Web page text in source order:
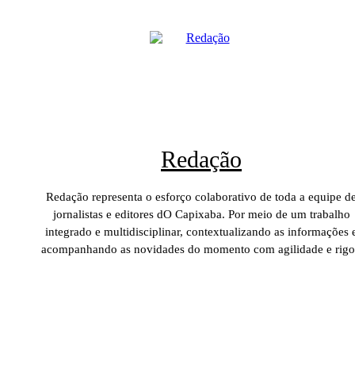
Redação
Redação representa o esforço colaborativo de toda a equipe
jornalistas e editores dO Capixaba. Por meio de um trabalho
integrado e multidisciplinar, contextualizando as informações
acompanhando as novidades do momento com agilidade e